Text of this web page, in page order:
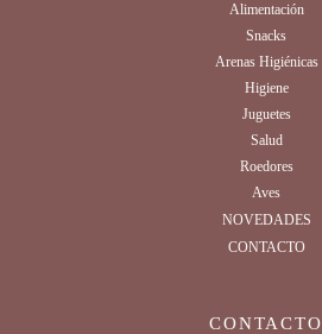
Alimentación
Snacks
Arenas Higiénicas
Higiene
Juguetes
Salud
Roedores
Aves
NOVEDADES
CONTACTO
CONTACTO